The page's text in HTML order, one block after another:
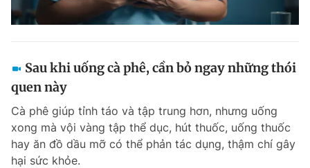
Sau khi uống cà phê, cần bỏ ngay những thói
quen này
Cà phê giúp tỉnh táo và tập trung hơn, nhưng uống
xong mà vội vàng tập thể dục, hút thuốc, uống thuốc
hay ăn đồ dầu mỡ có thể phản tác dụng, thậm chí gây
hại sức khỏe.